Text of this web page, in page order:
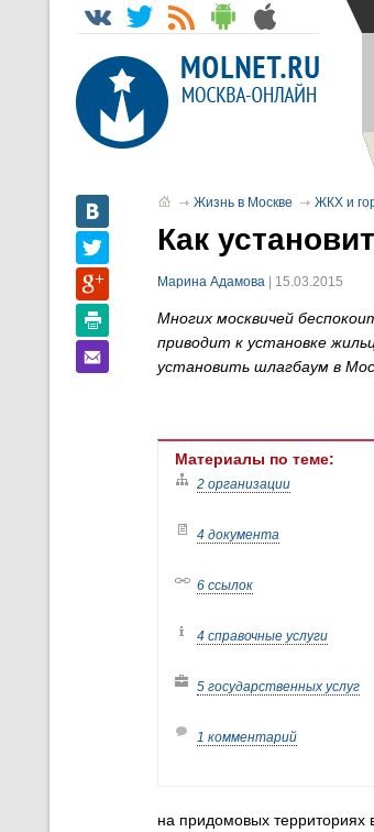
Жизнь в Москве ЖКХ и
Как
Марина Адамова | 15.03.2015
Многих москвичей
приводит к установке
установить шлагбаум в
Материалы по теме:
2 организации
4 документа
6 ссылок
4 справочные услуги
5 государственных услуг
1 комментарий
на придомовых территориях